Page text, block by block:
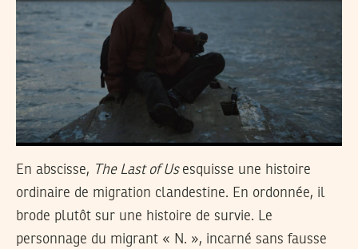
En abscisse, The Last of Us esquisse une histoire
ordinaire de migration clandestine. En ordonnée, il
brode plutôt sur une histoire de survie. Le
personnage du migrant « N. », incarné sans fausse